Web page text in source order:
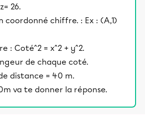
26.
coordonné chiffre. : Ex : (A,1)
: Coté^2 = x^2 + y^2.
de chaque coté.
distance = 40 m.
va te donner la réponse.